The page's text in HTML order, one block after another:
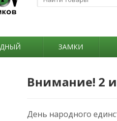
ЗАМКИ
Внимание! 2
День народного